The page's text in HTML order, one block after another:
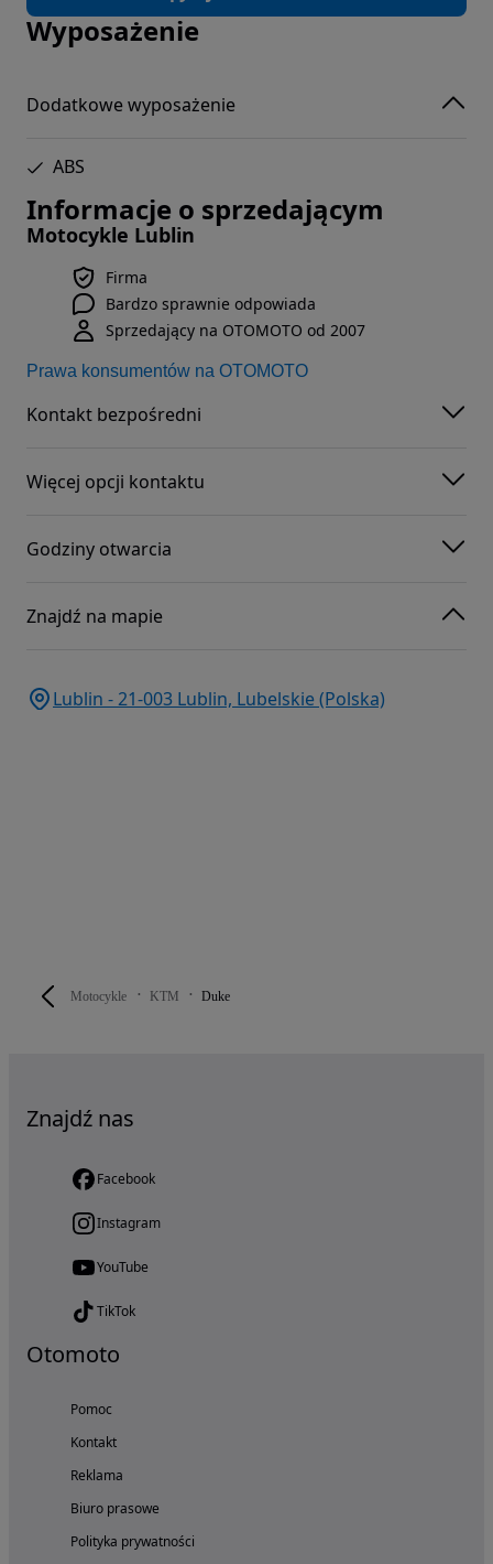
Motocykle KTM Duke
Wyposażenie
Dodatkowe wyposażenie
ABS
Informacje o sprzedającym
Motocykle Lublin
Firma
Bardzo sprawnie odpowiada
Sprzedający na OTOMOTO od 2007
Prawa konsumentów na OTOMOTO
Kontakt bezpośredni
Więcej opcji kontaktu
Godziny otwarcia
Znajdź na mapie
Lublin - 21-003 Lublin, Lubelskie (Polska)
Znajdź nas
Facebook
Instagram
YouTube
TikTok
Otomoto
Pomoc
Kontakt
Reklama
Biuro prasowe
Polityka prywatności